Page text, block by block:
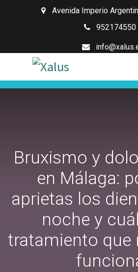
Avenida Imperio
952174550
Bruxismo y
en Málaga:
aprietas los
noche y
tratamiento que